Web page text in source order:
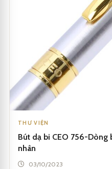
THƯ VIỆN
Bút dạ bi CEO 756-
nhân
03/10/2023